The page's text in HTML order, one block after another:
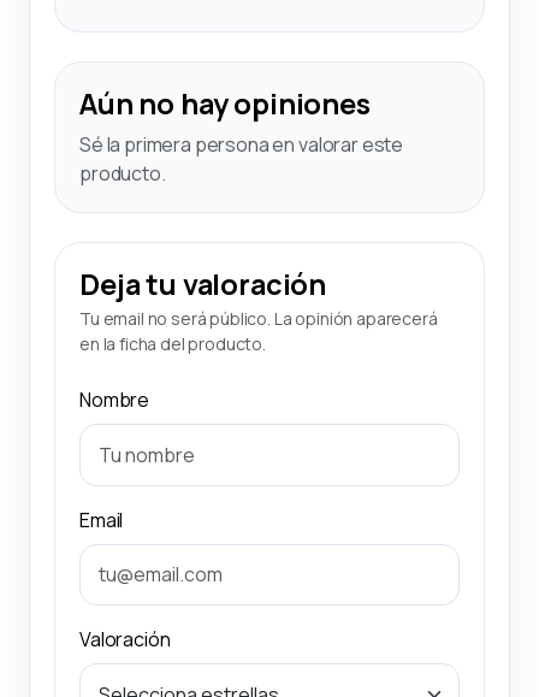
Aún no hay opiniones
Sé la primera persona en valorar este
producto.
Deja tu valoración
Tu email no será público. La opinión aparecerá
en la ficha del producto.
Nombre
Email
Valoración